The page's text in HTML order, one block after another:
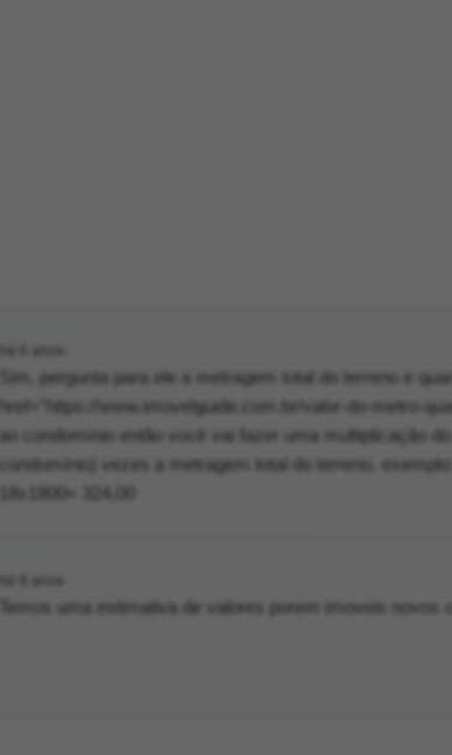
Sim, pergunta para ele a metragem total do terreno e
href="https://www.imovelguide.com.br/valor-do-metro-
ao condomínio então você vai fazer uma multiplicação
condomínio) vezes a metragem total do terreno.
18x1800= 324,00
Temos uma estimativa de valores porem imoveis novos